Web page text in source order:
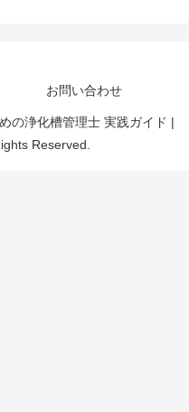
お問い合わせ
の浄化槽管理士 実践ガイド |
Reserved.